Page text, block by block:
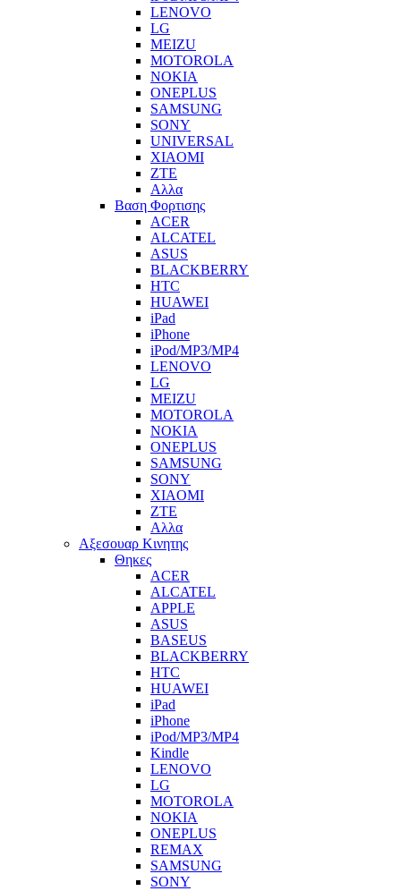
LENOVO
LG
MEIZU
MOTOROLA
NOKIA
ONEPLUS
SAMSUNG
SONY
UNIVERSAL
XIAOMI
ZTE
Αλλα
Βαση Φορτισης
ACER
ALCATEL
ASUS
BLACKBERRY
HTC
HUAWEI
iPad
iPhone
iPod/MP3/MP4
LENOVO
LG
MEIZU
MOTOROLA
NOKIA
ONEPLUS
SAMSUNG
SONY
XIAOMI
ZTE
Αλλα
Αξεσουαρ Κινητης
Θηκες
ACER
ALCATEL
APPLE
ASUS
BASEUS
BLACKBERRY
HTC
HUAWEI
iPad
iPhone
iPod/MP3/MP4
Kindle
LENOVO
LG
MOTOROLA
NOKIA
ONEPLUS
REMAX
SAMSUNG
SONY